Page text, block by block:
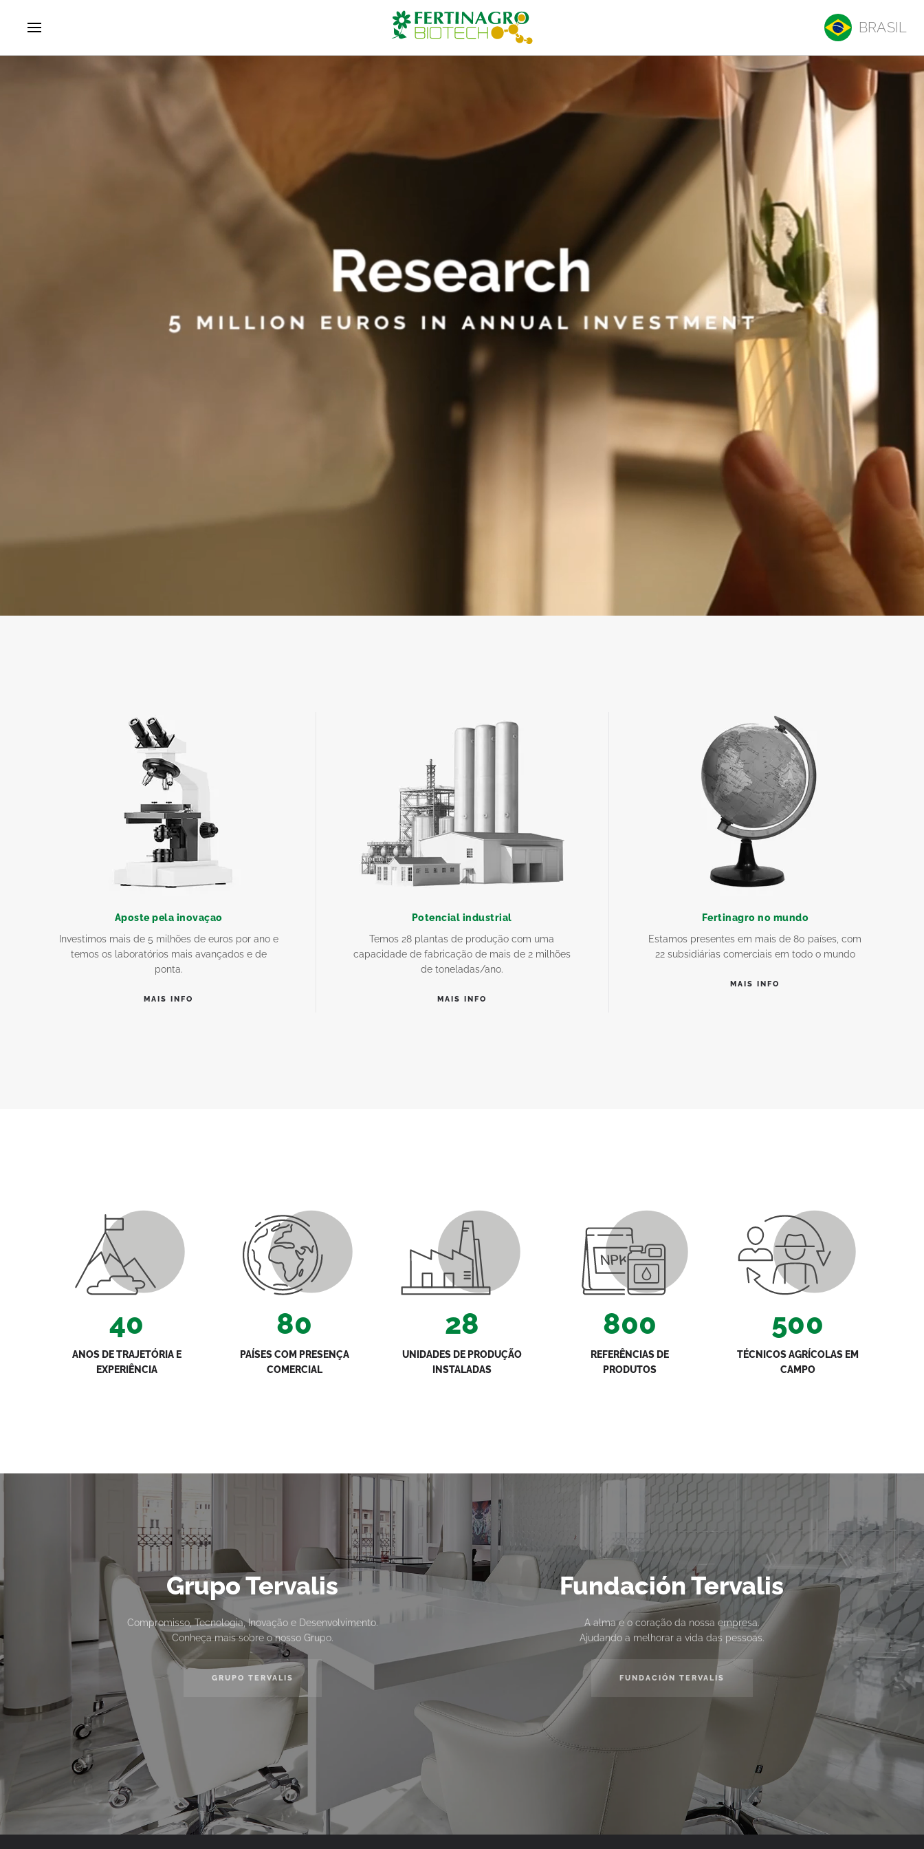
Skip to main content BRASIL
Aposte pela inovaçao
Investimos mais de 5 milhões de euros por ano e
temos os laboratórios mais avançados e de
ponta.
MAIS INFO
Potencial industrial
Temos 28 plantas de produção com uma
capacidade de fabricação de mais de 2 milhões
de toneladas/ano.
MAIS INFO
Fertinagro no mundo
Estamos presentes em mais de 80 países, com
22 subsidiárias comerciais em todo o mundo
MAIS INFO
40
ANOS DE TRAJETÓRIA E
EXPERIÊNCIA
80
PAÍSES COM PRESENÇA
COMERCIAL
28
UNIDADES DE PRODUÇÃO
INSTALADAS
800
REFERÊNCIAS DE
PRODUTOS
500
TÉCNICOS AGRÍCOLAS EM
CAMPO
Grupo Tervalis
Compromisso, Tecnologia, Inovação e Desenvolvimento.
Conheça mais sobre o nosso Grupo.
GRUPO TERVALIS
Fundación Tervalis
A alma e o coração da nossa empresa.
Ajudando a melhorar a vida das pessoas.
FUNDACIÓN TERVALIS